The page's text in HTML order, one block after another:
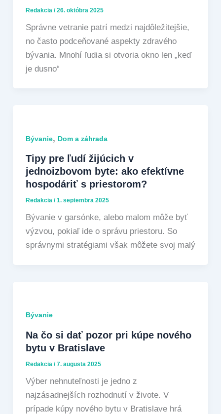
Redakcia /26. októbra 2025
Správne vetranie patrí medzi najdôležitejšie,
no často podceňované aspekty zdravého
bývania. Mnohí ľudia si otvoria okno len „keď
je dusno“
Bývanie, Dom a záhrada
Tipy pre ľudí žijúcich v
jednoizbovom byte: ako efektívne
hospodáriť s priestorom?
Redakcia /1. septembra 2025
Bývanie v garsónke, alebo malom môže byť
výzvou, pokiaľ ide o správu priestoru. So
správnymi stratégiami však môžete svoj malý
Bývanie
Na čo si dať pozor pri kúpe nového
bytu v Bratislave
Redakcia /7. augusta 2025
Výber nehnuteľnosti je jedno z
najzásadnejších rozhodnutí v živote. V
prípade kúpy nového bytu v Bratislave hrá